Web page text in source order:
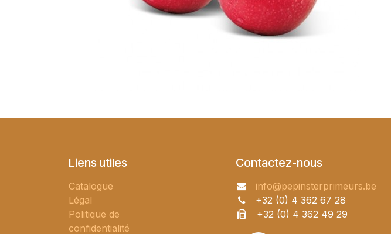
Liens utiles
Catalogue
Légal
Politique de
confidentialité
Contactez-nous
info@pepinsterprimeurs.be
+32 (0) 4 362 67 28
+32 (0) 4 362 49 29